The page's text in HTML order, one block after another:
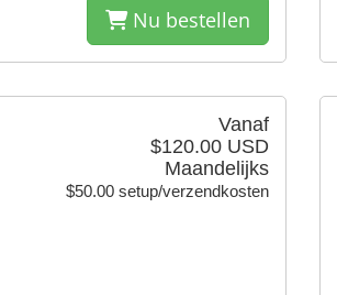
Nu bestellen
Vanaf
$120.00 USD
Maandelijks
$50.00 setup/verzendkosten